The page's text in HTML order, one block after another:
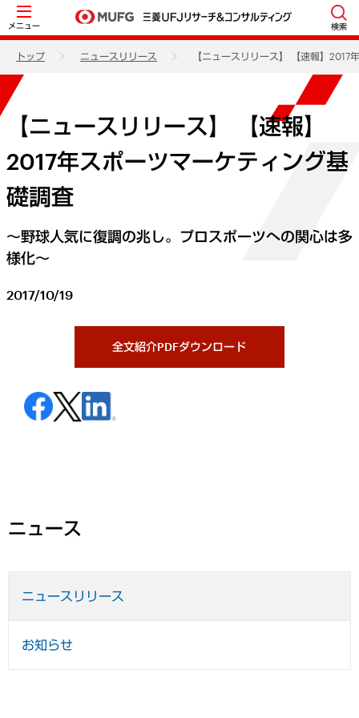
メニュー 検索
トップ ニュースリリース 【ニュースリリース】 【速報】2017
【ニュースリリース】 【速報】
2017年スポーツマーケティング基
礎調査
～野球人気に復調の兆し。プロスポーツへの関心は多
様化～
2017/10/19
全文紹介PDFダウンロード
ニュース
ニュースリリース
お知らせ